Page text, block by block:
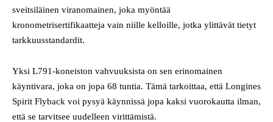
sveitsiläinen viranomainen, joka myöntää
kronometrisertifikaatteja vain niille kelloille, jotka ylittävät tietyt
tarkkuusstandardit.
Yksi L791-koneiston vahvuuksista on sen erinomainen
käyntivara, joka on jopa 68 tuntia. Tämä tarkoittaa, että Longines
Spirit Flyback voi pysyä käynnissä jopa kaksi vuorokautta ilman,
että se tarvitsee uudelleen virittämistä.